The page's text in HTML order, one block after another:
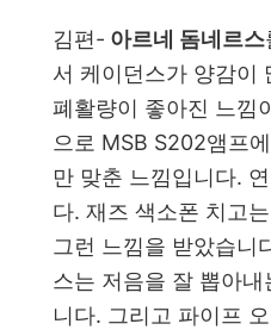
김편- 아르네 돔네르스
서 케이던스가 양감이
폐활량이 좋아진 느낌
으로 MSB S202앰프
만 맞춘 느낌입니다.
다. 재즈 색소폰 치고
그런 느낌을 받았습니
스는 저음을 잘 뽑아
니다. 그리고 파이프